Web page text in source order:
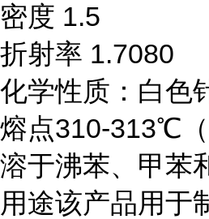
密度 1.5
折射率 1.7080
化学性质：白色
熔点310-313℃
溶于沸苯、甲苯
用途该产品用于